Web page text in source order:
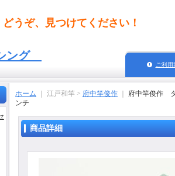
うぞ、見つけてください！
ング
ご利用
ホーム ｜ 江戸和竿 > 府中竿俊作
府中竿俊作
ンチ
商品詳細